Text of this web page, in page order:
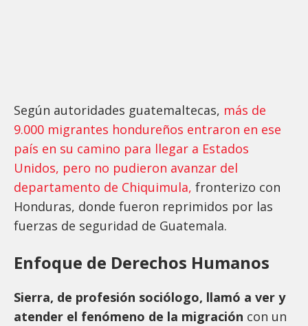
Según autoridades guatemaltecas, más de
9.000 migrantes hondureños entraron en ese
país en su camino para llegar a Estados
Unidos, pero no pudieron avanzar del
departamento de Chiquimula, fronterizo con
Honduras, donde fueron reprimidos por las
fuerzas de seguridad de Guatemala.
Enfoque de Derechos Humanos
Sierra, de profesión sociólogo, llamó a ver y
atender el fenómeno de la migración con un